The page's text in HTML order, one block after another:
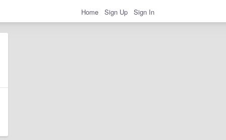
Home Sign Up Sign In